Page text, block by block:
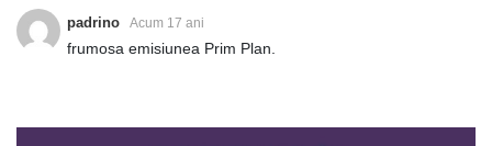
padrino Acum 17 ani
frumosa emisiunea Prim Plan.